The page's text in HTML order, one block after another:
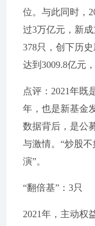
位。与此同时，
过3万亿元，新成
378只，创下历
达到3009.8亿元
点评：2021年既
年，也是新基金
数据背后，是公
与激情。“炒股
演”。
“翻倍基”：3只
2021年，主动权